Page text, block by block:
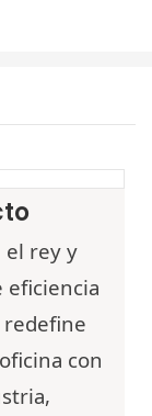
el rey y
eficiencia
redefine
con